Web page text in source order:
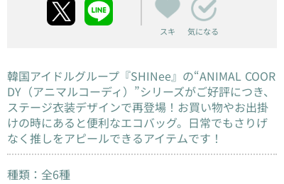
スキ 気になる
韓国アイドルグループ『SHINee』の“ANIMAL COOR
DY（アニマルコーディ）”シリーズがご好評につき、
ステージ衣装デザインで再登場！お買い物やお出掛
けの時にあると便利なエコバッグ。日常でもさりげ
なく推しをアピールできるアイテムです！
種類：全6種